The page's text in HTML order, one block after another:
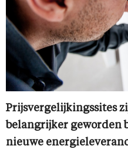
Prijsvergelijkingssites
belangrijker geworden
nieuwe